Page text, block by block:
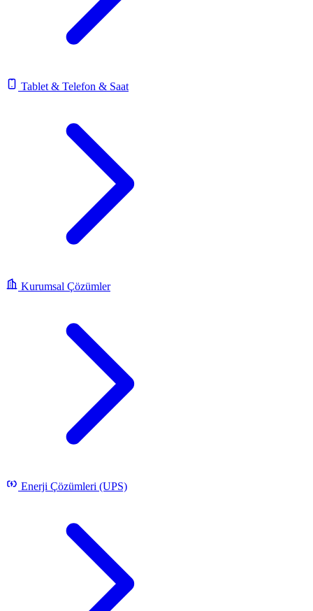
Tablet & Telefon & Saat
Kurumsal Çözümler
Enerji Çözümleri (UPS)